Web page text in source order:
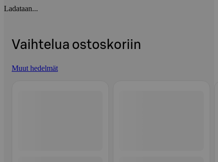
Ladataan...
Vaihtelua ostoskoriin
Muut hedelmät